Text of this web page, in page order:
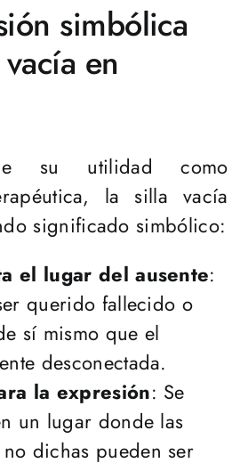
simbólica
en
su utilidad como
la silla vacía
significado simbólico:
el lugar del ausente:
querido fallecido o
sí mismo que el
desconectada.
la expresión: Se
un lugar donde las
dichas pueden ser